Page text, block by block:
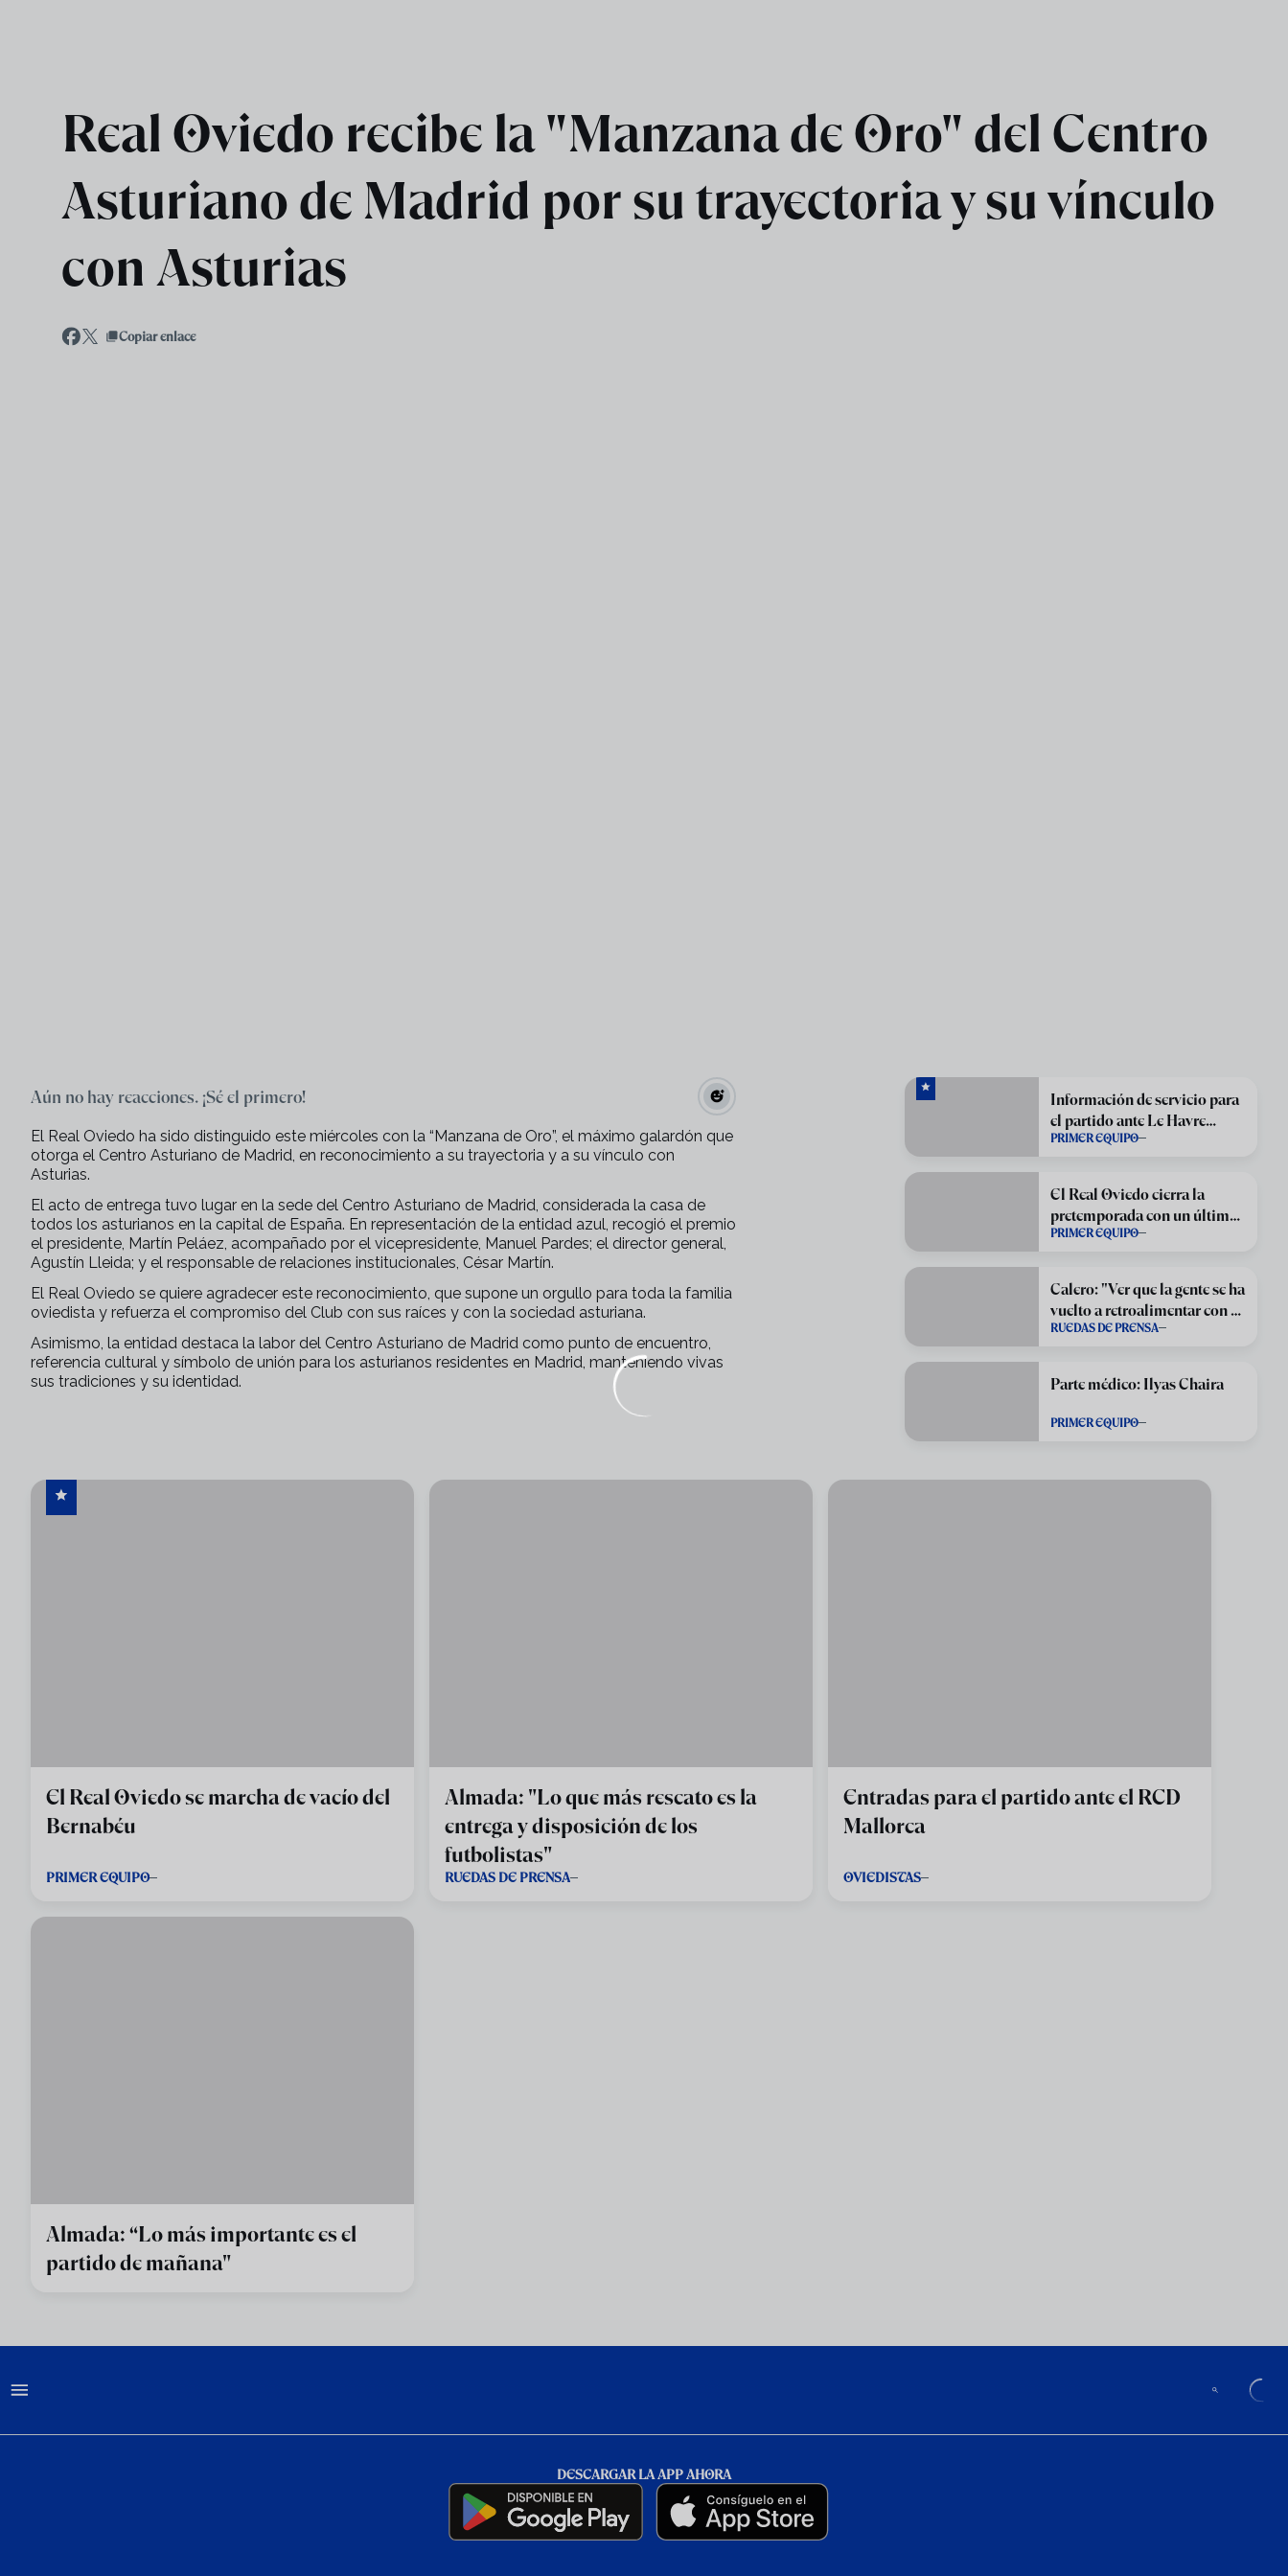
Real Oviedo recibe la "Manzana de Oro" del Centro
Asturiano de Madrid por su trayectoria y su vínculo
con Asturias
Copiar enlace
Aún no hay reacciones. ¡Sé el primero!
El Real Oviedo ha sido distinguido este miércoles con la “Manzana de Oro”, el máximo galardón que
otorga el Centro Asturiano de Madrid, en reconocimiento a su trayectoria y a su vínculo con
Asturias.
El acto de entrega tuvo lugar en la sede del Centro Asturiano de Madrid, considerada la casa de
todos los asturianos en la capital de España. En representación de la entidad azul, recogió el premio
el presidente, Martín Peláez, acompañado por el vicepresidente, Manuel Pardes; el director general,
Agustín Lleida; y el responsable de relaciones institucionales, César Martín.
El Real Oviedo se quiere agradecer este reconocimiento, que supone un orgullo para toda la familia
oviedista y refuerza el compromiso del Club con sus raíces y con la sociedad asturiana.
Asimismo, la entidad destaca la labor del Centro Asturiano de Madrid como punto de encuentro,
referencia cultural y símbolo de unión para los asturianos residentes en Madrid, manteniendo vivas
sus tradiciones y su identidad.
Información de servicio para
el partido ante Le Havre
Athletic Club
PRIMER EQUIPO
El Real Oviedo cierra la
pretemporada con un último
amistoso ante el Le Havre
PRIMER EQUIPO
Calero: "Ver que la gente se ha
vuelto a retroalimentar con su
equipo"
RUEDAS DE PRENSA
Parte médico: Ilyas Chaira
PRIMER EQUIPO
El Real Oviedo se marcha de vacío del
Bernabéu
PRIMER EQUIPO
Almada: "Lo que más rescato es la
entrega y disposición de los
futbolistas"
RUEDAS DE PRENSA
Entradas para el partido ante el RCD
Mallorca
OVIEDISTAS
Almada: “Lo más importante es el
partido de mañana"
DESCARGAR LA APP AHORA